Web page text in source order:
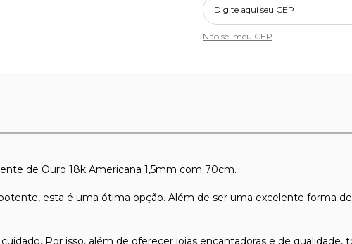
Não sei meu CEP
de Ouro 18k Americana 1,5mm com 70cm.
esta é uma ótima opção. Além de ser uma excelente forma
Por isso, além de oferecer joias encantadoras e de qualidade,